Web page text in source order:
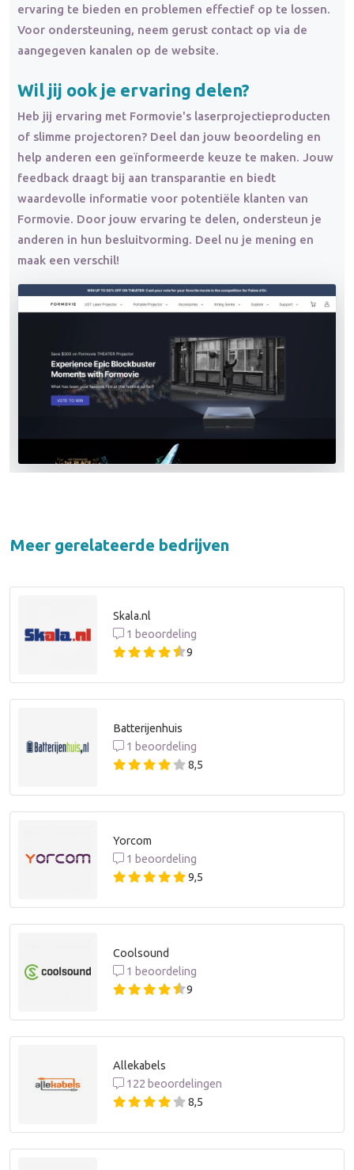
ervaring te bieden en problemen effectief op te lossen.
Voor ondersteuning, neem gerust contact op via de
aangegeven kanalen op de website.
Wil jij ook je ervaring delen?
Heb jij ervaring met Formovie's laserprojectieproducten
of slimme projectoren? Deel dan jouw beoordeling en
help anderen een geïnformeerde keuze te maken. Jouw
feedback draagt bij aan transparantie en biedt
waardevolle informatie voor potentiële klanten van
Formovie. Door jouw ervaring te delen, ondersteun je
anderen in hun besluitvorming. Deel nu je mening en
maak een verschil!
Meer gerelateerde bedrijven
Skala.nl
1 beoordeling
9
Batterijenhuis
1 beoordeling
8,5
Yorcom
1 beoordeling
9,5
Coolsound
1 beoordeling
9
Allekabels
122 beoordelingen
8,5